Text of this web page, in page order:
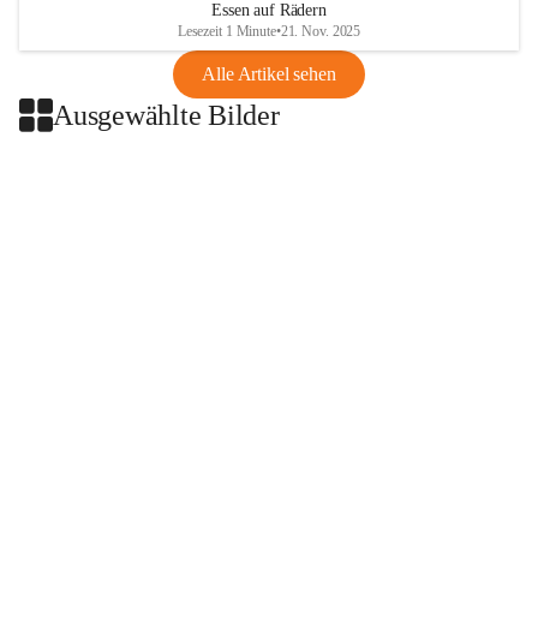
Essen auf Rädern
Lesezeit 1 Minute•21. Nov. 2025
Alle Artikel sehen
Ausgewählte Bilder